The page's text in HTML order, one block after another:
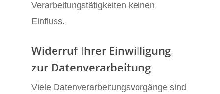
Verarbeitungstätigkeiten keinen
Einfluss.
Widerruf Ihrer Einwilligung
zur Datenverarbeitung
Viele Datenverarbeitungsvorgänge sind